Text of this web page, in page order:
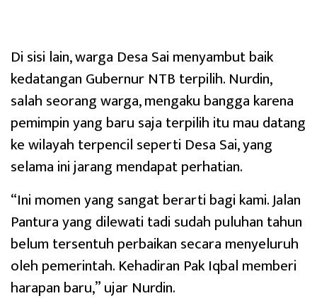
Di sisi lain, warga Desa Sai menyambut baik
kedatangan Gubernur NTB terpilih. Nurdin,
salah seorang warga, mengaku bangga karena
pemimpin yang baru saja terpilih itu mau datang
ke wilayah terpencil seperti Desa Sai, yang
selama ini jarang mendapat perhatian.
“Ini momen yang sangat berarti bagi kami. Jalan
Pantura yang dilewati tadi sudah puluhan tahun
belum tersentuh perbaikan secara menyeluruh
oleh pemerintah. Kehadiran Pak Iqbal memberi
harapan baru,” ujar Nurdin.